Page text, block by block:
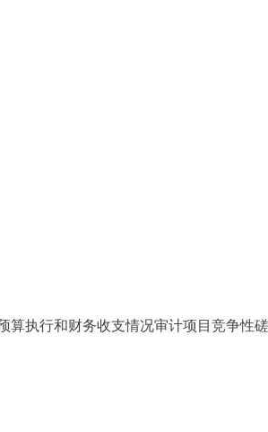
算执行和财务收支情况审计项目竞争性